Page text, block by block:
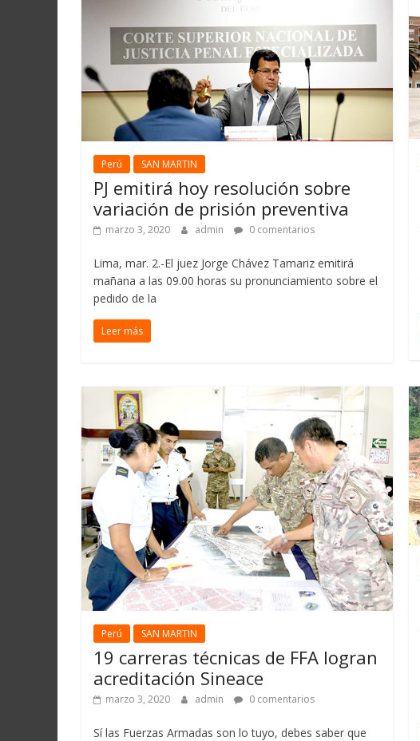
Perú SAN MARTIN
PJ emitirá hoy resolución sobre
variación de prisión preventiva
marzo 3, 2020 admin 0 comentarios
Lima, mar. 2.-El juez Jorge Chávez Tamariz emitirá
mañana a las 09.00 horas su pronunciamiento sobre el
pedido de la
Leer más
Perú SAN MARTIN
19 carreras técnicas de FFA logran
acreditación Sineace
marzo 3, 2020 admin 0 comentarios
Sí las Fuerzas Armadas son lo tuyo, debes saber que